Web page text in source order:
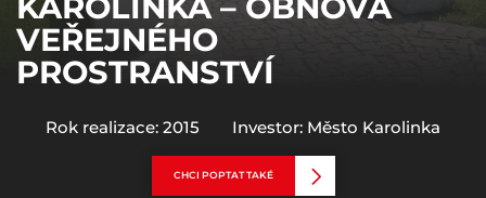
Rok realizace: 2015 Investor: Město Karolinka
VEŘEJNÉHO
PROSTRANSTVÍ
CHCI POPTAT TAKÉ